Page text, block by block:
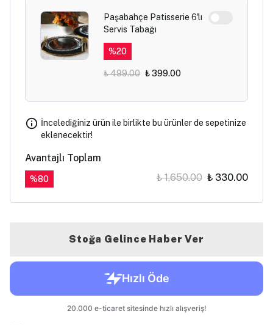
Paşabahçe Patisserie 6'lı
Servis Tabağı
%20
₺ 499.00 ₺ 399.00
İncelediğiniz ürün ile birlikte bu ürünler de sepetinize
eklenecektir!
Avantajlı Toplam
%80 ₺ 1,650.00 ₺ 330.00
Stoğa Gelince Haber Ver